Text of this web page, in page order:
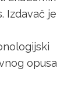
Izdavač je
opusa